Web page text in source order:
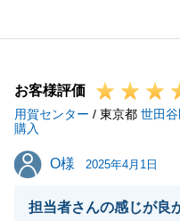
長らく住み慣れたご自
溢れたものになります
Ｈ様の不動産パートナ
気軽にご相談いただけ
今後とも末永くご愛顧
お客様評価
用賀センター / 東京都 世田
購入
O様
O様 2025年4月1日
担当者さんの感じが良